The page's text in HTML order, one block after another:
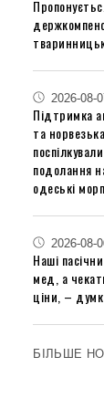
2026-08-
Підтримка
та
подолання
одеські
2026-08-
Наші
мед, а
ціни, –
БІЛЬШЕ